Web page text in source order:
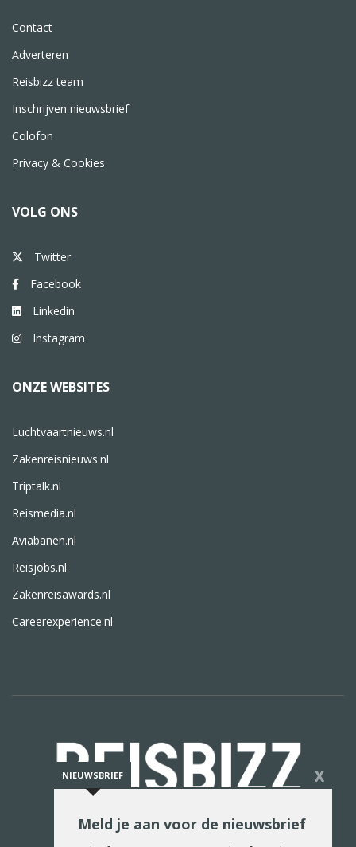
Contact
Adverteren
Reisbizz team
Inschrijven nieuwsbrief
Colofon
Privacy & Cookies
VOLG ONS
Twitter
Facebook
Linkedin
Instagram
ONZE WEBSITES
Luchtvaartnieuws.nl
Zakenreisnieuws.nl
Triptalk.nl
Reismedia.nl
Aviabanen.nl
Reisjobs.nl
Zakenreisawards.nl
Careerexperience.nl
De reiswereld in woord en beeld
NIEUWSBRIEF X
Meld je aan voor de nieuwsbrief